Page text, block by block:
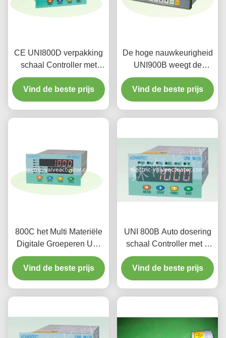
CE UNI800D verpakking
schaal Controller met
LED-display wegen
Feeder Controller 4 -
20mA
Vind de beste prijs
De hoge nauwkeurigheid
UNI900B weegt de
Schaalcontrolemechanisme
van de Voederriem met
32 bits, AC 180V ~ 265V
Vind de beste prijs
800C het Multi Materiële
Digitale Groeperen UNI
weegt het
Controlemechanisme van
de Voeder met
Vind de beste prijs
UNI 800B Auto dosering
schaal Controller met 4
swicth signaal uitgangen
instelling door software
Vind de beste prijs